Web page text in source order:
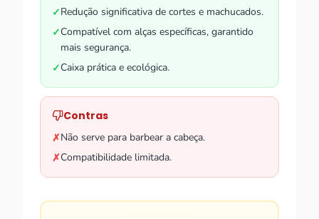
✓Redução significativa de cortes e machucados.
✓Compatível com alças específicas, garantido
mais segurança.
✓Caixa prática e ecológica.
Contras
✗Não serve para barbear a cabeça.
✗Compatibilidade limitada.